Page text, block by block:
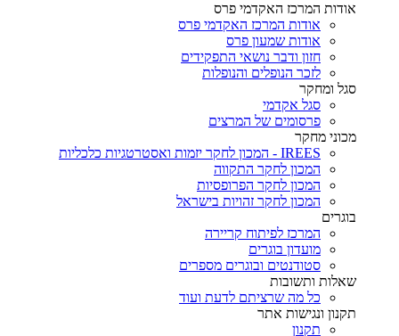
אודות המרכז האקדמי פרס
אודות המרכז האקדמי פרס
אודות שמעון פרס
חזון ודבר נושאי התפקידים
לזכר הנופלים והנופלות
סגל ומחקר
סגל אקדמי
פרסומים של המרצים
מכוני מחקר
IREES - המכון לחקר יזמות ואסטרטגיות כלכליות
המכון לחקר התקווה
המכון לחקר הפרופסיות
המכון לחקר זהויות בישראל
בוגרים
המרכז לפיתוח קריירה
מועדון בוגרים
סטודנטים ובוגרים מספרים
שאלות ותשובות
כל מה שרציתם לדעת ועוד
תקנון ונגישות אתר
תקנון